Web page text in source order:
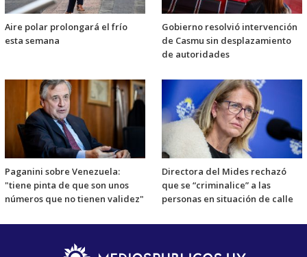
Aire polar prolongará el frío
esta semana
Gobierno resolvió intervención
de Casmu sin desplazamiento
de autoridades
Paganini sobre Venezuela:
"tiene pinta de que son unos
números que no tienen validez"
Directora del Mides rechazó
que se “criminalice” a las
personas en situación de calle